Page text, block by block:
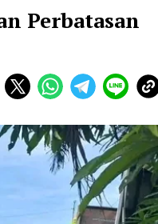
Perbatasan